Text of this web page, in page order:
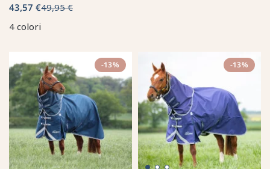
43,57 €49,95 €
4 colori
-13% -13%